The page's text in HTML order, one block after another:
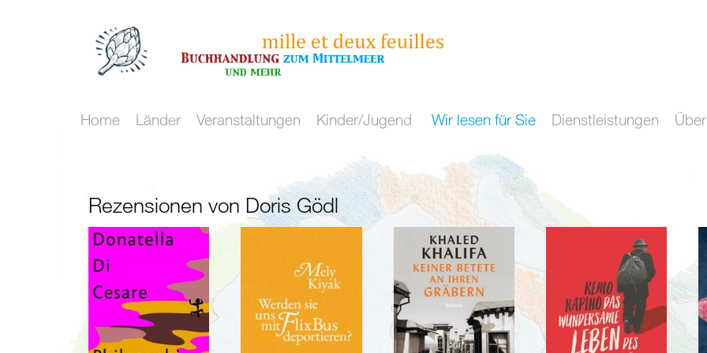
Home Länder
Meer
mehr
Flucht
Malta
Marokko
Algerien
Tunesien
Veranstaltungen Kinder/Jugend Wir lesen für Sie Dienstleistungen
Rezensionen von Doris Gödl